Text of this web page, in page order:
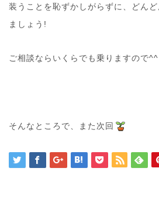
装うことを恥ずかしがらずに、どん
ましょう!
ご相談ならいくらでも乗りますので^^
そんなところで、また次回